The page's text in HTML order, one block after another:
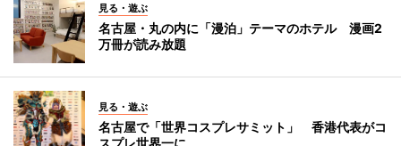
見る・遊ぶ
名古屋・丸の内に「漫泊」テーマのホテル 漫画2
万冊が読み放題
見る・遊ぶ
名古屋で「世界コスプレサミット」 香港代表がコ
スプレ世界一に